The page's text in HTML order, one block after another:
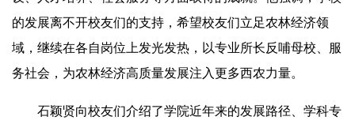
的发展离不开校友们的支持，希望校友们立足农林经济领
域，继续在各自岗位上发光发热，以专业所长反哺母校、服
务社会，为农林经济高质量发展注入更多西农力量。
石颖贤向校友们介绍了学院近年来的发展路径、学科专